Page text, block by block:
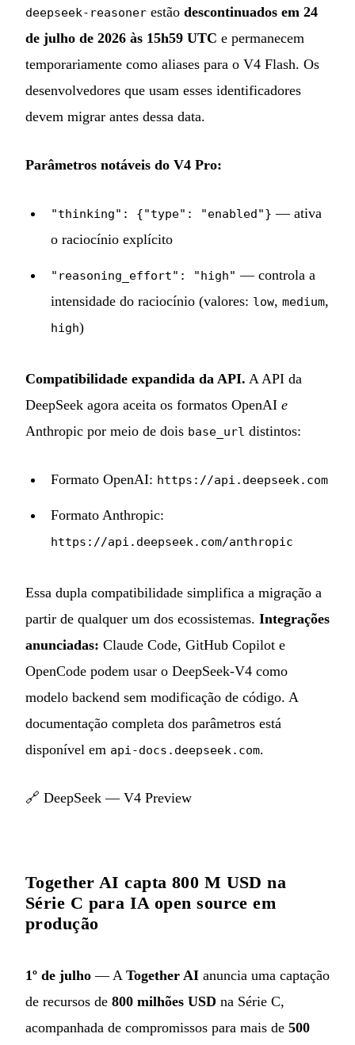
deepseek-reasoner estão descontinuados em 24
de julho de 2026 às 15h59 UTC e permanecem
temporariamente como aliases para o V4 Flash. Os
desenvolvedores que usam esses identificadores
devem migrar antes dessa data.
Parâmetros notáveis do V4 Pro:
"thinking": {"type": "enabled"} — ativa
o raciocínio explícito
"reasoning_effort": "high" — controla a
intensidade do raciocínio (valores: low, medium,
high)
Compatibilidade expandida da API. A API da
DeepSeek agora aceita os formatos OpenAI e
Anthropic por meio de dois base_url distintos:
Formato OpenAI: https://api.deepseek.com
Formato Anthropic:
https://api.deepseek.com/anthropic
Essa dupla compatibilidade simplifica a migração a
partir de qualquer um dos ecossistemas. Integrações
anunciadas: Claude Code, GitHub Copilot e
OpenCode podem usar o DeepSeek-V4 como
modelo backend sem modificação de código. A
documentação completa dos parâmetros está
disponível em api-docs.deepseek.com.
🔗 DeepSeek — V4 Preview
Together AI capta 800 M USD na
Série C para IA open source em
produção
1º de julho — A Together AI anuncia uma captação
de recursos de 800 milhões USD na Série C,
acompanhada de compromissos para mais de 500